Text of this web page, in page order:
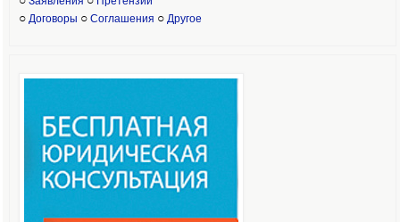
○ Договоры ○ Соглашения ○ Другое